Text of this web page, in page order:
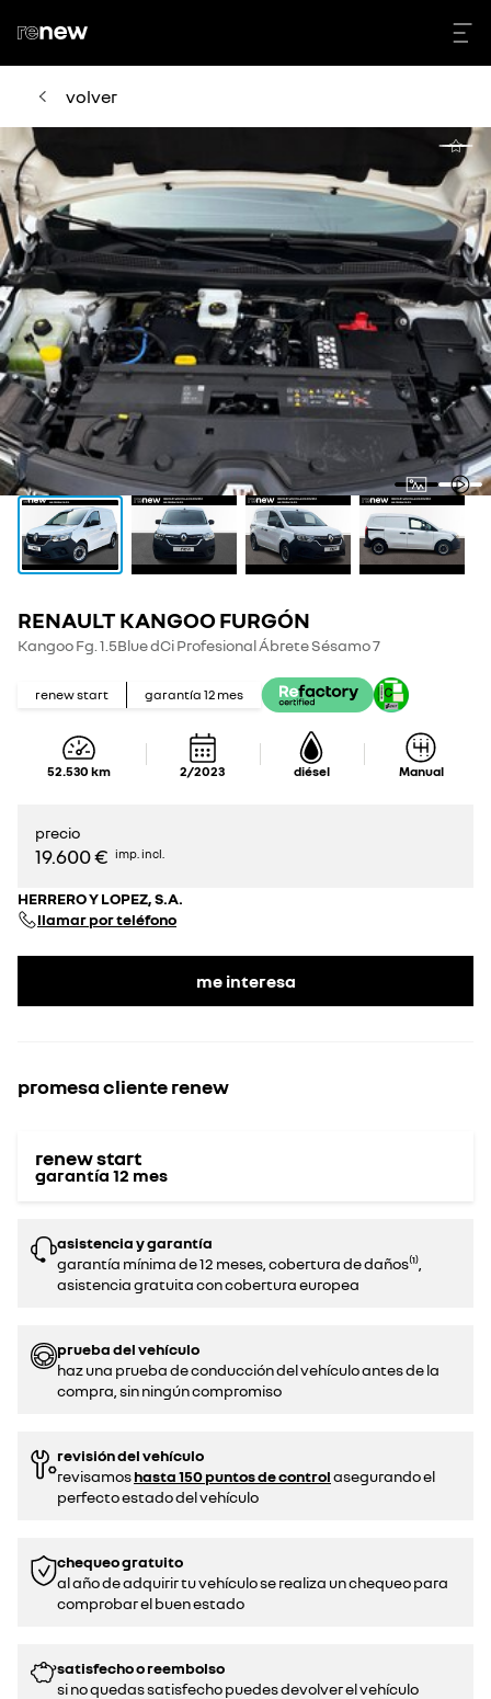
volver
RENAULT KANGOO FURGÓN
Kangoo Fg. 1.5Blue dCi Profesional Ábrete Sésamo 7
renew start garantía 12 mes
52.530 km 2/2023 diésel Manual
precio
19.600 € imp. incl.
HERRERO Y LOPEZ, S.A.
llamar por teléfono
me interesa
promesa cliente renew
renew start
garantía 12 mes
asistencia y garantía
garantía mínima de 12 meses, cobertura de daños⁽¹⁾,
asistencia gratuita con cobertura europea
prueba del vehículo
haz una prueba de conducción del vehículo antes de la
compra, sin ningún compromiso‌
revisión del vehículo
revisamoshasta 150 puntos de controlasegurando el
perfecto estado del vehículo
chequeo gratuito
al año de adquirir tu vehículo se realiza un chequeo para
comprobar el buen estado​​
satisfecho o reembolso
si no quedas satisfecho puedes devolver el vehículo